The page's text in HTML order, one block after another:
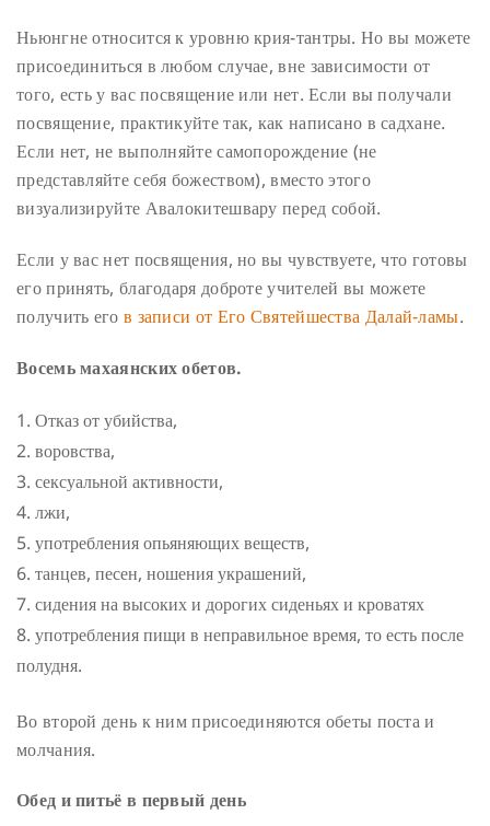
Ньюнгне относится к уровню крия-тантры. Но вы можете
присоединиться в любом случае, вне зависимости от
того, есть у вас посвящение или нет. Если вы получали
посвящение, практикуйте так, как написано в садхане.
Если нет, не выполняйте самопорождение (не
представляйте себя божеством), вместо этого
визуализируйте Авалокитешвару перед собой.
Если у вас нет посвящения, но вы чувствуете, что готовы
его принять, благодаря доброте учителей вы можете
получить его в записи от Его Святейшества Далай-ламы.
Восемь махаянских обетов.
Отказ от убийства,
воровства,
сексуальной активности,
лжи,
употребления опьяняющих веществ,
танцев, песен, ношения украшений,
сидения на высоких и дорогих сиденьях и кроватях
употребления пищи в неправильное время, то есть после
полудня.
Во второй день к ним присоединяются обеты поста и
молчания.
Обед и питьё в первый день